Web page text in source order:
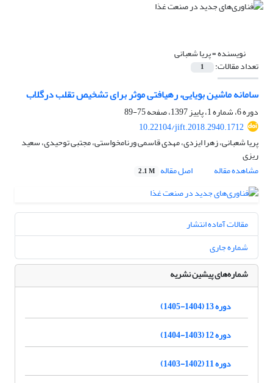
نویسنده =پریا شعبانی
تعداد مقالات: 1
سامانه ماشین بویایی، رهیافتی موثر برای تشخیص تقلب درگلاب
دوره 6، شماره 1، پاییز 1397، صفحه
75-89
10.22104/jift.2018.2940.1712
پریا شعبانی، زهرا ایزدی، مهدی قاسمی ورنامخواستی، مجتبی توحیدی، سعید
ریزی
مشاهده مقاله
اصل مقاله 2.1 M
مقالات آماده انتشار
شماره جاری
شماره‌های پیشین نشریه
دوره 13 (1404-1405)
دوره 12 (1403-1404)
دوره 11 (1402-1403)